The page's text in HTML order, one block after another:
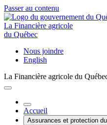
Passer au contenu
La Financière agricole
du Québec
Nous joindre
English
La Financière agricole du
Accueil
Assurances et protection